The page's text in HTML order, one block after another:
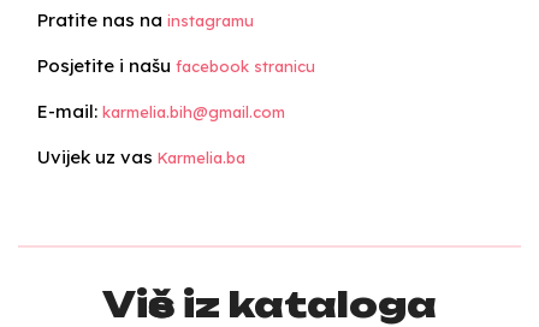
Pratite nas na instagramu
Posjetite i našu facebook stranicu
E-mail: karmelia.bih@gmail.com
Uvijek uz vas Karmelia.ba
Više iz kataloga